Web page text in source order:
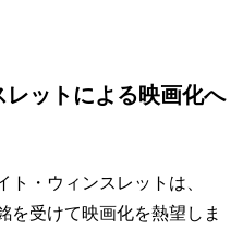
ットによる映画化へ
・ウィンスレットは、
を受けて映画化を熱望しま